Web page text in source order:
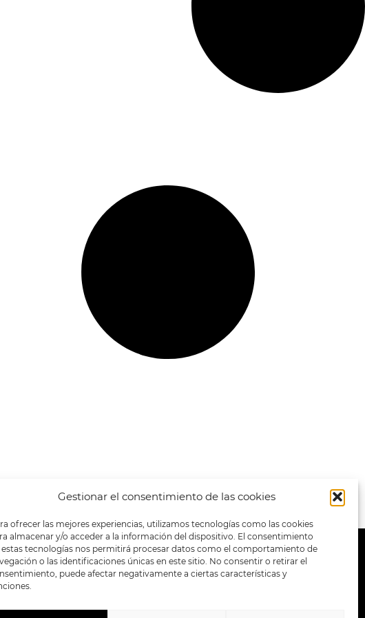
Gestionar el consentimiento de las cookies
ofrecer las mejores experiencias, utilizamos tecnologías como las cookies
almacenar y/o acceder a la información del dispositivo. El consentimiento
estas tecnologías nos permitirá procesar datos como el comportamiento de
o las identificaciones únicas en este sitio. No consentir o retirar el
puede afectar negativamente a ciertas características y
SIGUENOS EN: METODOS DE PAGO: